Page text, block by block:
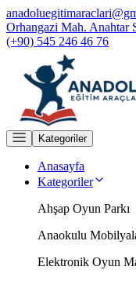
Orhangazi Mah. Anahtar
(+90) 545 246 46 76
Kategoriler
Anasayfa
Kategoriler
Ahşap Oyun Parkı
Anaokulu
Elektronik Oyun